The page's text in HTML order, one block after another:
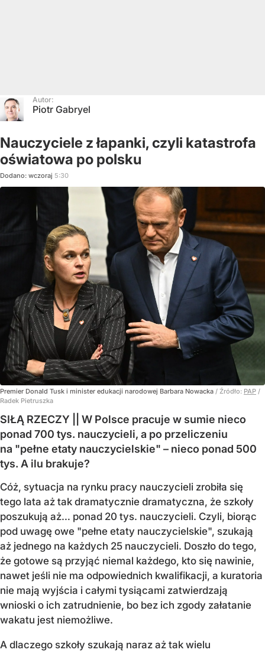
Autor:
Piotr Gabryel
Nauczyciele z łapanki, czyli katastrofa
oświatowa po polsku
Dodano: wczoraj 5:30
Premier Donald Tusk i minister edukacji narodowej Barbara Nowacka / Źródło: PAP /
Radek Pietruszka
SIŁĄ RZECZY || W Polsce pracuje w sumie nieco
ponad 700 tys. nauczycieli, a po przeliczeniu
na "pełne etaty nauczycielskie" – nieco ponad 500
tys. A ilu brakuje?
Cóż, sytuacja na rynku pracy nauczycieli zrobiła się
tego lata aż tak dramatycznie dramatyczna, że szkoły
poszukują aż… ponad 20 tys. nauczycieli. Czyli, biorąc
pod uwagę owe "pełne etaty nauczycielskie", szukają
aż jednego na każdych 25 nauczycieli. Doszło do tego,
że gotowe są przyjąć niemal każdego, kto się nawinie,
nawet jeśli nie ma odpowiednich kwalifikacji, a kuratoria
nie mają wyjścia i całymi tysiącami zatwierdzają
wnioski o ich zatrudnienie, bo bez ich zgody załatanie
wakatu jest niemożliwe.
A dlaczego szkoły szukają naraz aż tak wielu